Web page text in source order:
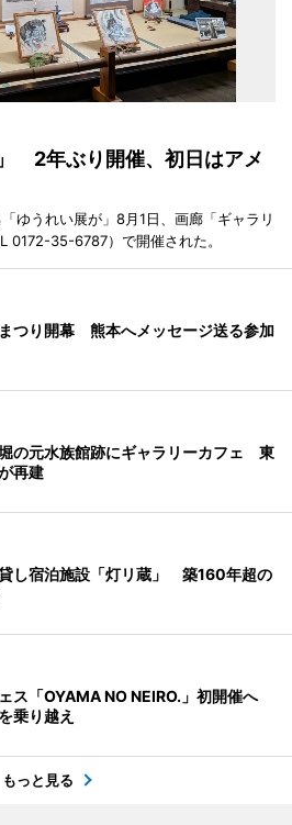
2年ぶり開催、初日はアメ
ゆうれい展が」8月1日、画廊「ギャラリ
0172-35-6787）で開催された。
つり開幕 熊本へメッセージ送る参加
の元水族館跡にギャラリーカフェ 東
再建
し宿泊施設「灯リ蔵」 築160年超の
ス「OYAMA NO NEIRO.」初開催へ
乗り越え
もっと見る